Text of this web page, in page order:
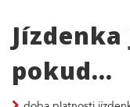
pokud...